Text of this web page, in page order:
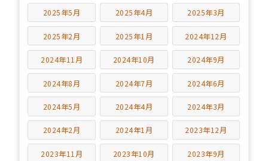
2025年5月 2025年4月 2025年3月
2025年2月 2025年1月 2024年12月
2024年11月 2024年10月 2024年9月
2024年8月 2024年7月 2024年6月
2024年5月 2024年4月 2024年3月
2024年2月 2024年1月 2023年12月
2023年11月 2023年10月 2023年9月